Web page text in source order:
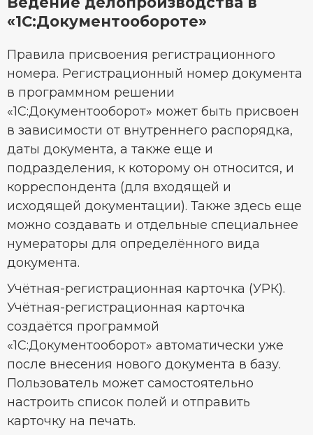
«1С:Документообороте»
Правила присвоения регистрационного
номера. Регистрационный номер документа
в программном решении
«1С:Документооборот» может быть присвоен
в зависимости от внутреннего распорядка,
даты документа, а также еще и
подразделения, к которому он относится, и
корреспондента (для входящей и
исходящей документации). Также здесь еще
можно создавать и отдельные специальнее
нумераторы для определённого вида
документа.
Учётная-регистрационная карточка (УРК).
Учётная-регистрационная карточка
создаётся программой
«1С:Документооборот» автоматически уже
после внесения нового документа в базу.
Пользователь может самостоятельно
настроить список полей и отправить
карточку на печать.